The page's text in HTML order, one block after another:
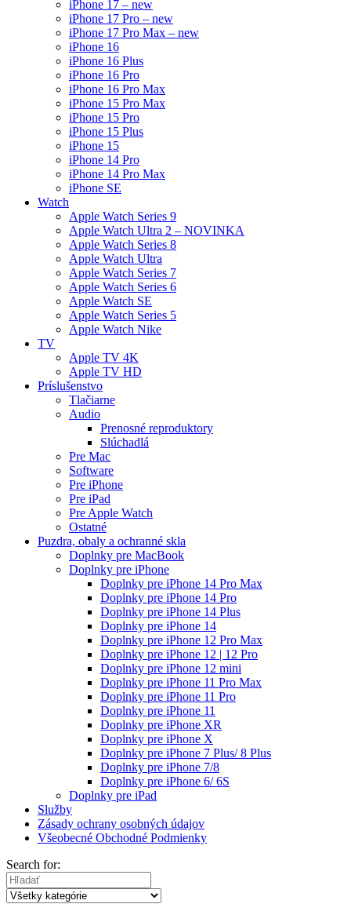
iPhone 17 – new
iPhone 17 Pro – new
iPhone 17 Pro Max – new
iPhone 16
iPhone 16 Plus
iPhone 16 Pro
iPhone 16 Pro Max
iPhone 15 Pro Max
iPhone 15 Pro
iPhone 15 Plus
iPhone 15
iPhone 14 Pro
iPhone 14 Pro Max
iPhone SE
Watch
Apple Watch Series 9
Apple Watch Ultra 2 – NOVINKA
Apple Watch Series 8
Apple Watch Ultra
Apple Watch Series 7
Apple Watch Series 6
Apple Watch SE
Apple Watch Series 5
Apple Watch Nike
TV
Apple TV 4K
Apple TV HD
Príslušenstvo
Tlačiarne
Audio
Prenosné reproduktory
Slúchadlá
Pre Mac
Software
Pre iPhone
Pre iPad
Pre Apple Watch
Ostatné
Puzdra, obaly a ochranné skla
Doplnky pre MacBook
Doplnky pre iPhone
Doplnky pre iPhone 14 Pro Max
Doplnky pre iPhone 14 Pro
Doplnky pre iPhone 14 Plus
Doplnky pre iPhone 14
Doplnky pre iPhone 12 Pro Max
Doplnky pre iPhone 12 | 12 Pro
Doplnky pre iPhone 12 mini
Doplnky pre iPhone 11 Pro Max
Doplnky pre iPhone 11 Pro
Doplnky pre iPhone 11
Doplnky pre iPhone XR
Doplnky pre iPhone X
Doplnky pre iPhone 7 Plus/ 8 Plus
Doplnky pre iPhone 7/8
Doplnky pre iPhone 6/ 6S
Doplnky pre iPad
Služby
Zásady ochrany osobných údajov
Všeobecné Obchodné Podmienky
Search for: